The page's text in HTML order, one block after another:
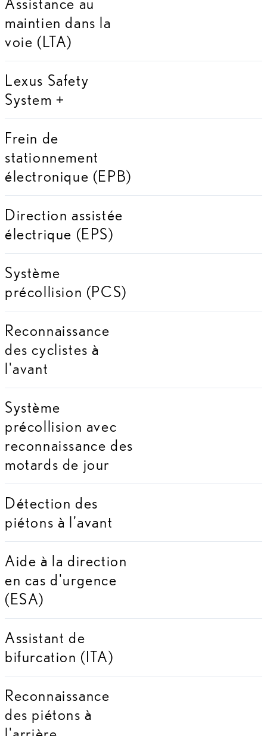
maintien dans la
voie (LTA)
Lexus Safety
System +
Frein de
stationnement
électronique (EPB)
Direction assistée
électrique (EPS)
Système
précollision (PCS)
Reconnaissance
des cyclistes à
l'avant
Système
précollision avec
reconnaissance des
motards de jour
Détection des
piétons à l’avant
Aide à la direction
en cas d'urgence
(ESA)
Assistant de
bifurcation (ITA)
Reconnaissance
des piétons à